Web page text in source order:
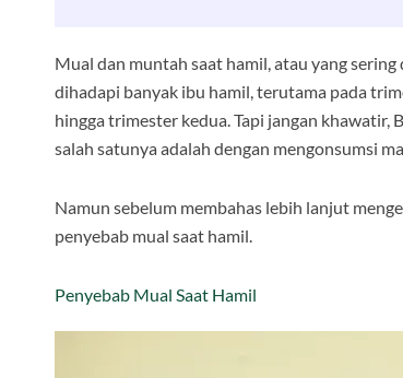
Mual dan muntah saat hamil, atau yang
dihadapi banyak ibu hamil, terutama pada
hingga trimester kedua. Tapi jangan khawatir,
salah satunya adalah dengan mengonsumsi
Namun sebelum membahas lebih lanjut
penyebab mual saat hamil.
Penyebab Mual Saat Hamil